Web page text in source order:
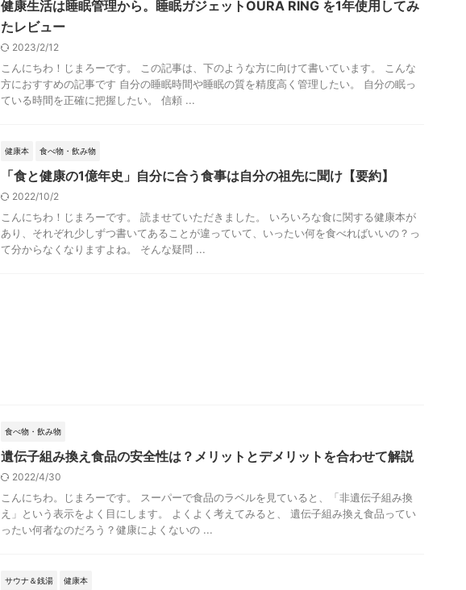
健康生活は睡眠管理から。睡眠ガジェットOURA RING を1年使用してみ
たレビュー
2023/2/12
こんにちわ！じまろーです。 この記事は、下のような方に向けて書いています。 こんな
方におすすめの記事です 自分の睡眠時間や睡眠の質を精度高く管理したい。 自分の眠っ
ている時間を正確に把握したい。 信頼 ...
健康本 食べ物・飲み物
「食と健康の1億年史」自分に合う食事は自分の祖先に聞け【要約】
2022/10/2
こんにちわ！じまろーです。 読ませていただきました。 いろいろな食に関する健康本が
あり、それぞれ少しずつ書いてあることが違っていて、いったい何を食べればいいの？っ
て分からなくなりますよね。 そんな疑問 ...
食べ物・飲み物
遺伝子組み換え食品の安全性は？メリットとデメリットを合わせて解説
2022/4/30
こんにちわ。じまろーです。 スーパーで食品のラベルを見ていると、「非遺伝子組み換
え」という表示をよく目にします。 よくよく考えてみると、 遺伝子組み換え食品ってい
ったい何者なのだろう？健康によくないの ...
サウナ＆銭湯 健康本